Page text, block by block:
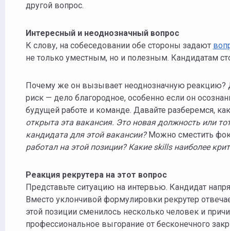
другой вопрос.
Интересный и неоднозначный вопрос
К слову, на собеседовании обе стороны задают
не только уместным, но и полезным. Кандидатам
Почему же он вызывает неоднозначную реакцию?
риск — дело благородное, особенно если он
будущей работе и команде. Давайте разберемся,
открыта эта вакансия. Это новая должность или
кандидата для этой вакансии? Можно сместить
работал на этой позиции? Какие skills наиболее
Реакция рекрутера на этот вопрос
Представьте ситуацию на интервью. Кандидат
Вместо уклончивой формулировки рекрутер
этой позиции сменилось несколько человек и
профессиональное выгорание от бесконечного